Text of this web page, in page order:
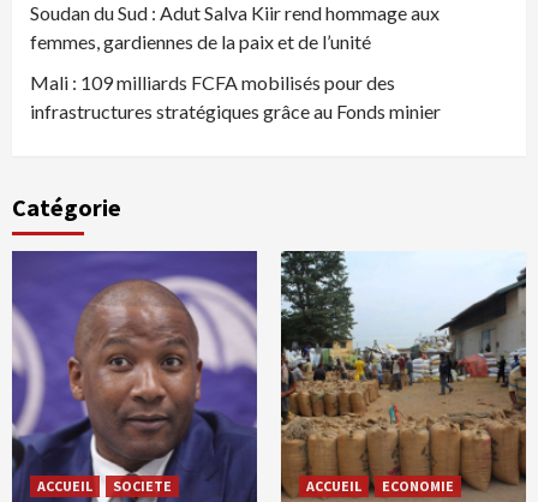
Soudan du Sud : Adut Salva Kiir rend hommage aux
femmes, gardiennes de la paix et de l’unité
Mali : 109 milliards FCFA mobilisés pour des
infrastructures stratégiques grâce au Fonds minier
Catégorie
ACCUEIL SOCIETE ACCUEIL ECONOMIE